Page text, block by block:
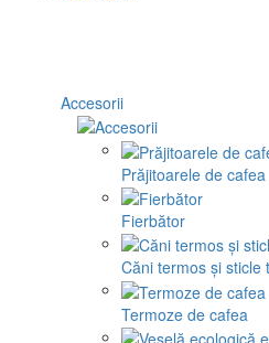
Accesorii
Prăjitoarele de cafea
Fierbător
Căni termos și sticle
Termoze de cafea